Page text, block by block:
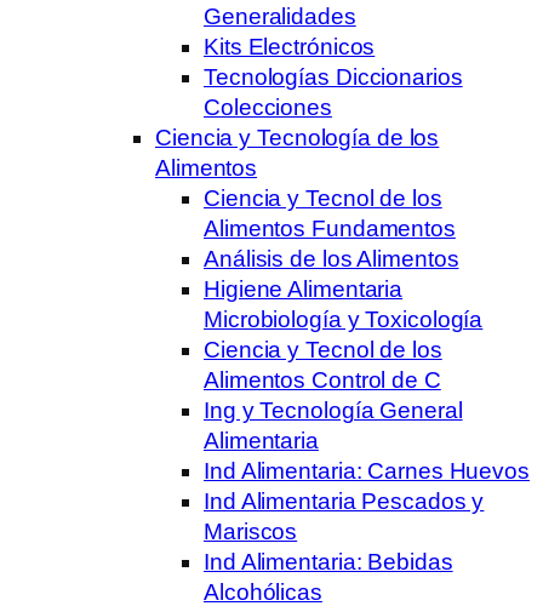
Generalidades
Kits Electrónicos
Tecnologías Diccionarios
Colecciones
Ciencia y Tecnología de los
Alimentos
Ciencia y Tecnol de los
Alimentos Fundamentos
Análisis de los Alimentos
Higiene Alimentaria
Microbiología y Toxicología
Ciencia y Tecnol de los
Alimentos Control de C
Ing y Tecnología General
Alimentaria
Ind Alimentaria: Carnes Huevos
Ind Alimentaria Pescados y
Mariscos
Ind Alimentaria: Bebidas
Alcohólicas